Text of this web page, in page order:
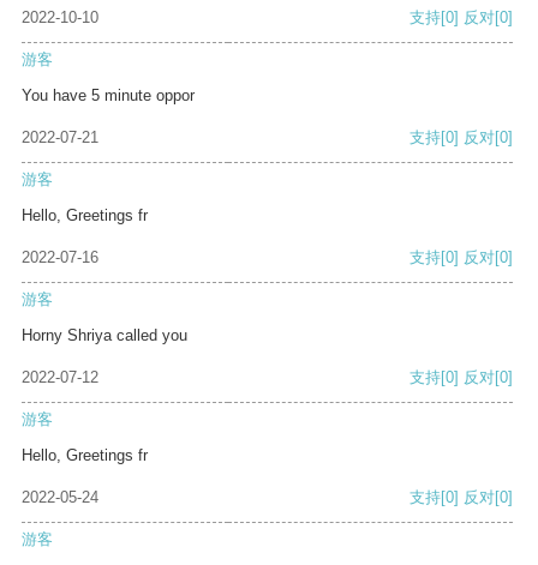
2022-10-10 支持[0] 反对[0]
游客
You have 5 minute oppor
2022-07-21 支持[0] 反对[0]
游客
Hello, Greetings fr
2022-07-16 支持[0] 反对[0]
游客
Horny Shriya called you
2022-07-12 支持[0] 反对[0]
游客
Hello, Greetings fr
2022-05-24 支持[0] 反对[0]
游客